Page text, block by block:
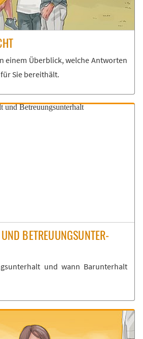
ei­nem Über­blick, wel­che Ant­wor­ten
Sie be­reit­hält.
BE­TREU­UNGS­UN­TER­
und wann Bar­un­ter­halt